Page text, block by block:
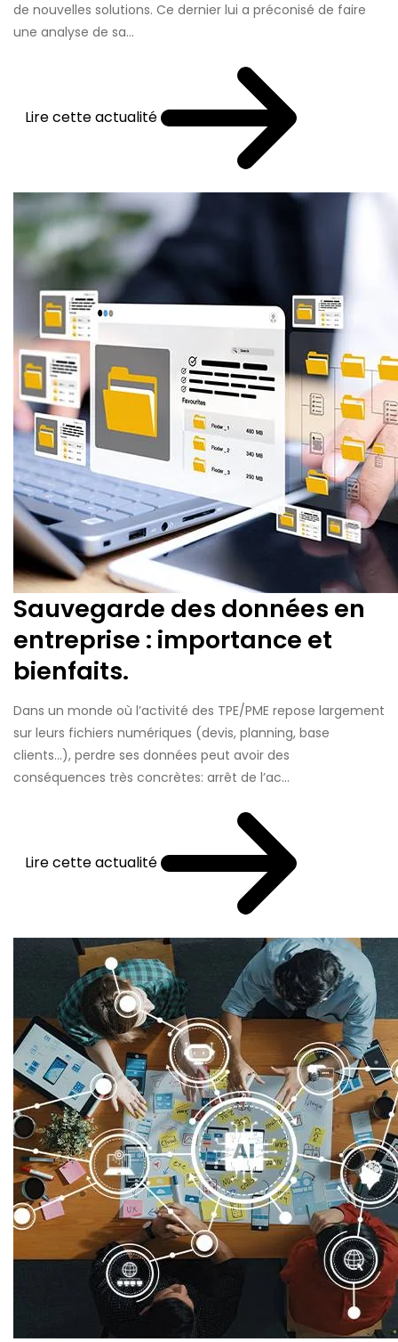
de nouvelles solutions. Ce dernier lui a préconisé de faire
une analyse de sa...
Lire cette actualité
Sauvegarde des données en
entreprise : importance et
bienfaits.
Dans un monde où l’activité des TPE/PME repose largement
sur leurs fichiers numériques (devis, planning, base
clients…), perdre ses données peut avoir des
conséquences très concrètes: arrêt de l’ac...
Lire cette actualité